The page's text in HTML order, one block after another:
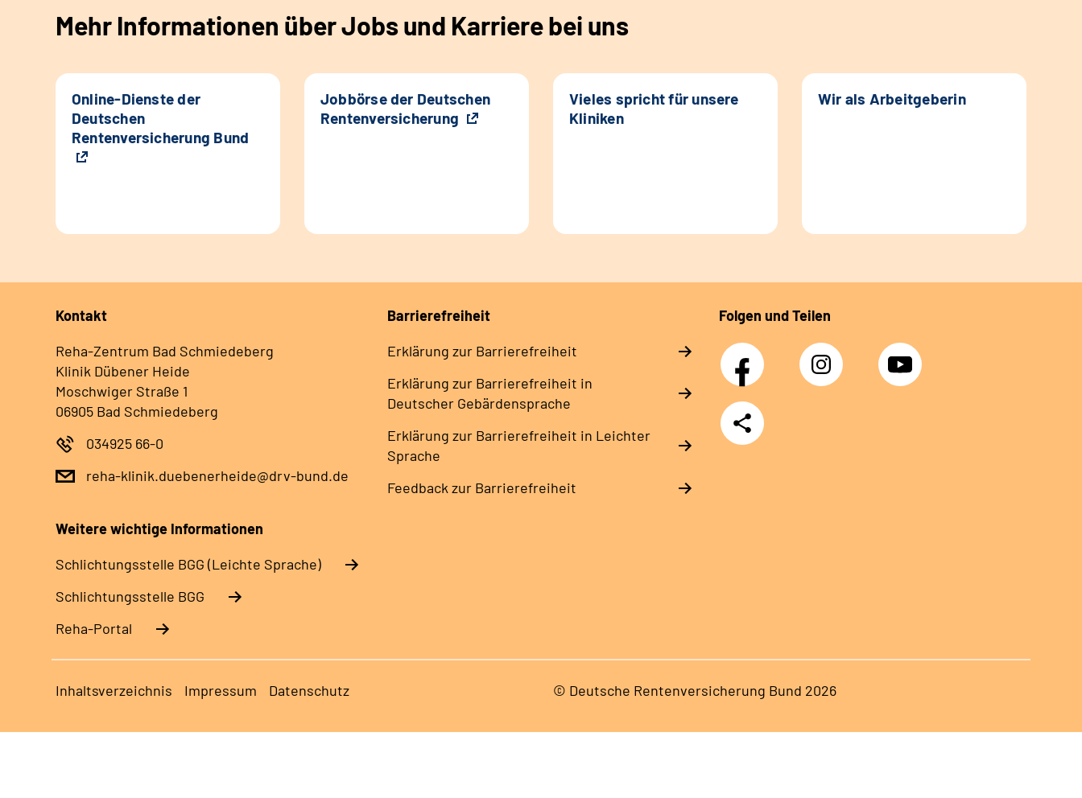
Mehr Informationen über Jobs und Karriere bei uns
Online-Dienste der
Deutschen
Rentenversicherung Bund
Jobbörse der Deutschen
Rentenversicherung
Vieles spricht für unsere
Kliniken
Wir als Arbeitgeberin
Kontakt
Reha-Zentrum Bad Schmiedeberg
Klinik Dübener Heide
Moschwiger Straße 1
06905 Bad Schmiedeberg
034925 66-0
reha-klinik.duebenerheide@drv-bund.de
Barrierefreiheit
Erklärung zur Barrierefreiheit
Erklärung zur Barrierefreiheit in
Deutscher Gebärdensprache
Erklärung zur Barrierefreiheit in Leichter
Sprache
Feedback zur Barrierefreiheit
Folgen und Teilen
Facebook Instagram YouTube
Teilen
Weitere wichtige Informationen
Schlich­tungs­stel­le BGG (Leichte Sprache)
Schlich­tungs­stel­le BGG
Reha-Portal
Inhaltsverzeichnis Impressum Datenschutz © Deutsche Rentenversicherung Bund 2026